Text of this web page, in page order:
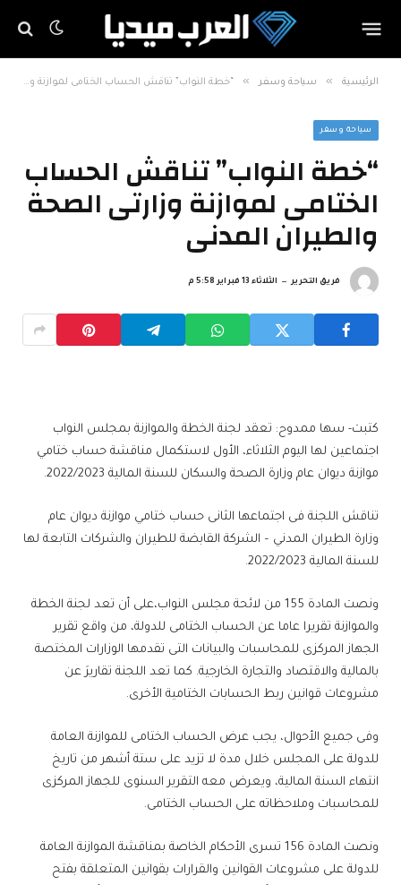
الرئيسية » سياحة وسفر » “خطة النواب” تناقش الحساب الختامى لموازنة وزارتى الصحة والطيران المدنى
سياحة وسفر
“خطة النواب” تناقش الحساب
الختامى لموازنة وزارتى الصحة
والطيران المدنى
فريق التحرير الثلاثاء 13 فبراير 5:58 م
كتبت- سها ممدوح: تعقد لجنة الخطة والموازنة بمجلس النواب
اجتماعين لها اليوم الثلاثاء، الأول لاستكمال مناقشة حساب ختامي
موازنة ديوان عام وزارة الصحة والسكان للسنة المالية 2022/2023.
تناقش اللجنة فى اجتماعها الثانى حساب ختامي موازنة ديوان عام
وزارة الطيران المدني – الشركة القابضة للطيران والشركات التابعة لها
للسنة المالية 2022/2023.
ونصت المادة 155 من لائحة مجلس النواب،على أن تعد لجنة الخطة
والموازنة تقريرا عاما عن الحساب الختامى للدولة، من واقع تقرير
الجهاز المركزى للمحاسبات والبيانات التى تقدمها الوزارات المختصة
بالمالية والاقتصاد والتجارة الخارجية. كما تعد اللجنة تقاريرَ عن
مشروعات قوانين ربط الحسابات الختامية الأخرى.
وفى جميع الأحوال، يجب عرض الحساب الختامى للموازنة العامة
للدولة على المجلس خلال مدة لا تزيد على ستة أشهر من تاريخ
انتهاء السنة المالية، ويعرض معه التقرير السنوى للجهاز المركزى
للمحاسبات وملاحظاته على الحساب الختامى.
ونصت المادة 156 تسرى الأحكام الخاصة بمناقشة الموازنة العامة
للدولة على مشروعات القوانين والقرارات بقوانين المتعلقة بفتح